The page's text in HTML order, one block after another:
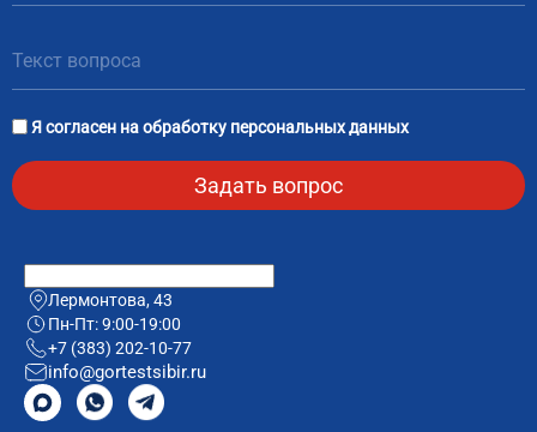
Я согласен наобработку персональных данных
Лермонтова, 43
Пн-Пт: 9:00-19:00
+7 (383) 202-10-77
info@gortestsibir.ru